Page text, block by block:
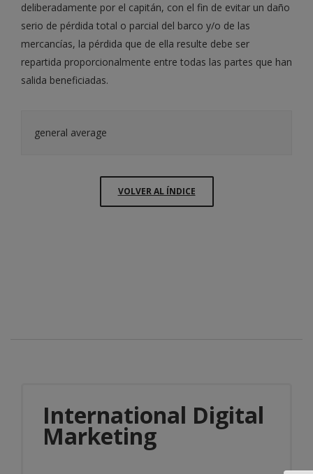
deliberadamente por el capitán, con el fin de evitar un daño
serio de pérdida total o parcial del barco y/o de las
mercancías, la pérdida que de ella resulte debe ser
repartida proporcionalmente entre todas las partes que han
salida beneficiadas.
general average
VOLVER AL ÍNDICE
International Digital
Marketing